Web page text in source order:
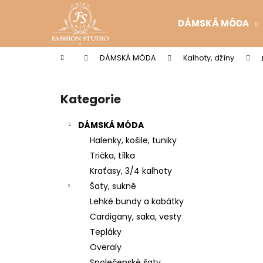
DÁMSKÁ MÓDA
Domů DÁMSKÁ MÓDA Kalhoty, džíny
Přeskočit
kategorie
Kategorie
DÁMSKÁ MÓDA
Halenky, košile, tuniky
Trička, tílka
Kraťasy, 3/4 kalhoty
Šaty, sukně
Lehké bundy a kabátky
Cardigany, saka, vesty
Tepláky
Overaly
í
Zpět
do
Zpět
do